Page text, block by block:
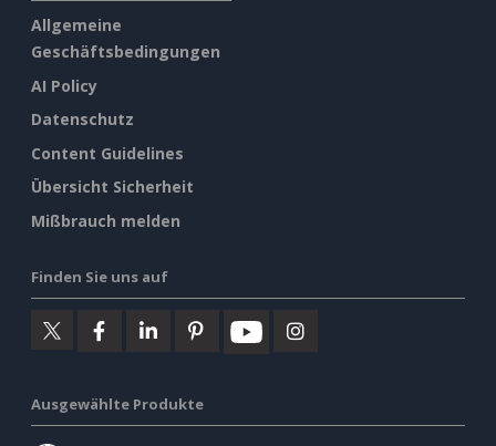
Allgemeine
Geschäftsbedingungen
AI Policy
Datenschutz
Content Guidelines
Übersicht Sicherheit
Mißbrauch melden
Finden Sie uns auf
Ausgewählte Produkte